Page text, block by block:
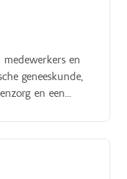
Samenwerking
en ouderen Ter
op zoek naar
psychologen,
en
geneeskunde,
en een